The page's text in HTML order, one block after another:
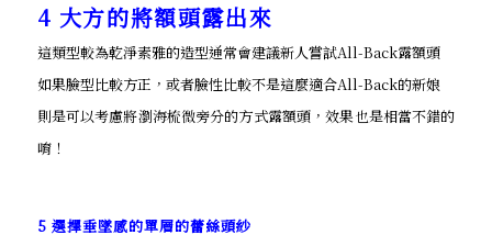
4 大方的將額頭露出來
這類型較為乾淨素雅的造型通常會建議新人嘗試All-Back露額頭
如果臉型比較方正，或者臉性比較不是這麼適合All-Back的新娘
則是可以考慮將瀏海梳微旁分的方式露額頭，效果也是相當不錯的
唷！
5 選擇垂墜感的單層的蕾絲頭紗